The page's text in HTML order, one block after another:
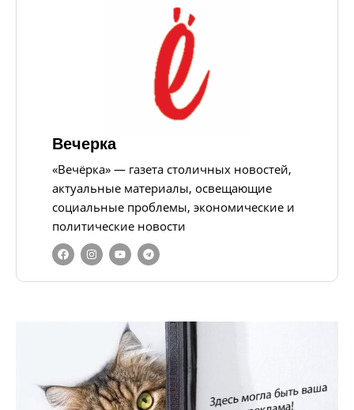
Вечерка
«Вечёрка» — газета столичных новостей,
актуальные материалы, освещающие
социальные проблемы, экономические и
политические новости